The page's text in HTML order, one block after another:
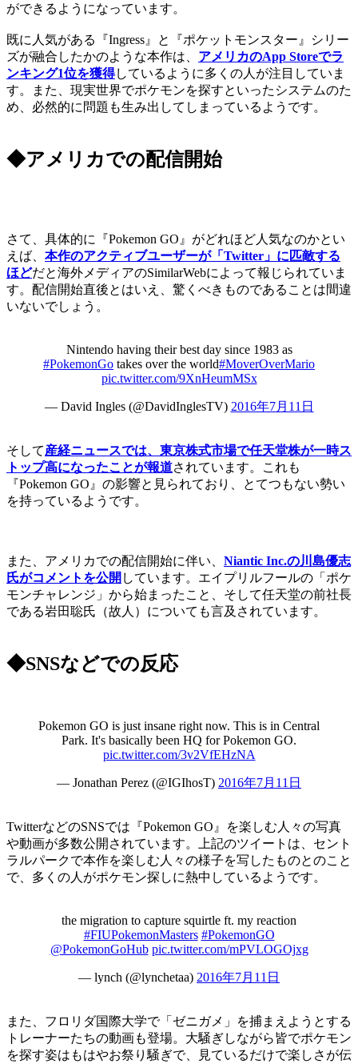
ができるようになっています。
既に人気がある『Ingress』と『ポケットモンスター』シリー
ズが融合したかのような本作は、 アメリカのApp Storeでラ
ンキング1位を獲得しているように多くの人が注目していま
す。また、現実世界でポケモンを探すといったシステムのた
め、必然的に問題も生み出してしまっているようです。
◆アメリカでの配信開始
さて、具体的に『Pokemon GO』がどれほど人気なのかとい
えば、 本作のアクティブユーザーが「Twitter」に匹敵する
ほどだと海外メディアのSimilarWebによって報じられていま
す。配信開始直後とはいえ、驚くべきものであることは間違
いないでしょう。
Nintendo having their best day since 1983 as
#PokemonGo takes over the world#MoverOverMario
pic.twitter.com/9XnHeumMSx
— David Ingles (@DavidInglesTV) 2016年7月11日
そして産経ニュースでは、東京株式市場で任天堂株が一時ス
トップ高になったことが報道されています。これも
『Pokemon GO』の影響と見られており、とてつもない勢い
を持っているようです。
また、アメリカでの配信開始に伴い、 Niantic Inc.の川島優志
氏がコメントを公開 しています。エイプリルフールの「ポケ
モンチャレンジ」から始まったこと、そして任天堂の前社長
である岩田聡氏（故人）についても言及されています。
◆SNSなどでの反応
Pokemon GO is just insane right now. This is in Central
Park. It's basically been HQ for Pokemon GO.
pic.twitter.com/3v2VfEHzNA
— Jonathan Perez (@IGIhosT) 2016年7月11日
TwitterなどのSNSでは『Pokemon GO』を楽しむ人々の写真
や動画が多数公開されています。上記のツイートは、セント
ラルパークで本作を楽しむ人々の様子を写したものとのこと
で、多くの人がポケモン探しに熱中しているようです。
the migration to capture squirtle ft. my reaction
#FIUPokemonMasters #PokemonGO
@PokemonGoHub pic.twitter.com/mPVLOGOjxg
— lynch (@lynchetaa) 2016年7月11日
また、フロリダ国際大学で「ゼニガメ」を捕まえようとする
トレーナーたちの動画も登場。大騒ぎしながら皆でポケモン
を探す姿はもはやお祭り騒ぎで、見ているだけで楽しさが伝